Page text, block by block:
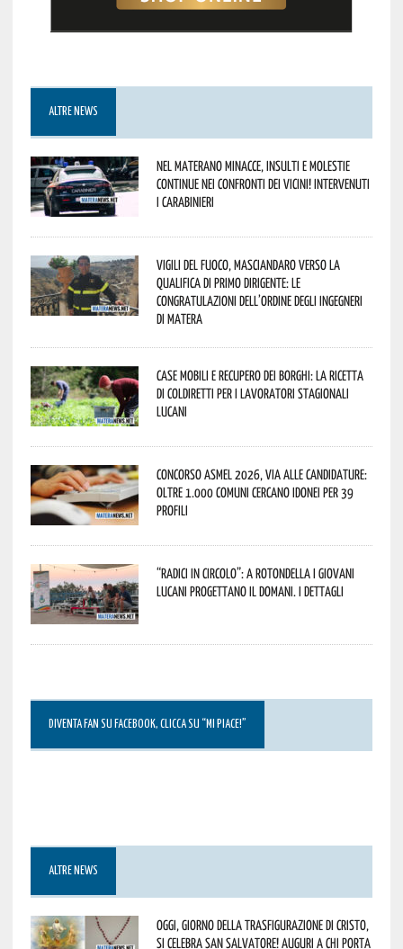
ALTRE NEWS
Nel materano minacce, insulti e molestie
continue nei confronti dei vicini! Intervenuti
i Carabinieri
Vigili del Fuoco, Masciandaro verso la
qualifica di Primo Dirigente: le
congratulazioni dell’Ordine degli Ingegneri
di Matera
Case mobili e recupero dei borghi: la ricetta
di Coldiretti per i lavoratori stagionali
lucani
Concorso Asmel 2026, via alle candidature:
oltre 1.000 Comuni cercano idonei per 39
profili
“Radici in Circolo”: a Rotondella i giovani
lucani progettano il domani. I dettagli
DIVENTA FAN SU FACEBOOK, CLICCA SU “MI PIACE!”
ALTRE NEWS
Oggi, giorno della Trasfigurazione di Cristo,
si celebra San Salvatore! Auguri a chi porta